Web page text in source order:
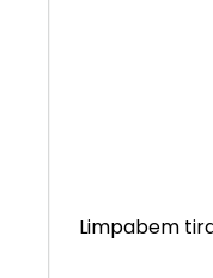
limpabem